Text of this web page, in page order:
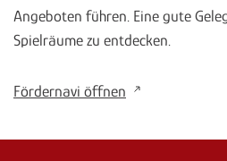
Angeboten führen. Eine gute
Spielräume zu entdecken.
Fördernavi öffnen